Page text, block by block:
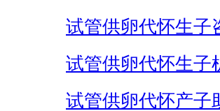
试管供卵代怀生子
试管供卵代怀生子
试管供卵代怀产子